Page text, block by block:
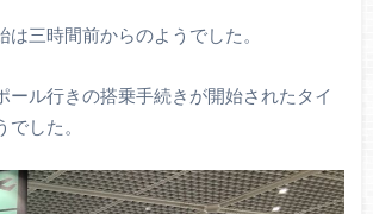
は三時間前からのようでした。
ール行きの搭乗手続きが開始されたタイ
でした。